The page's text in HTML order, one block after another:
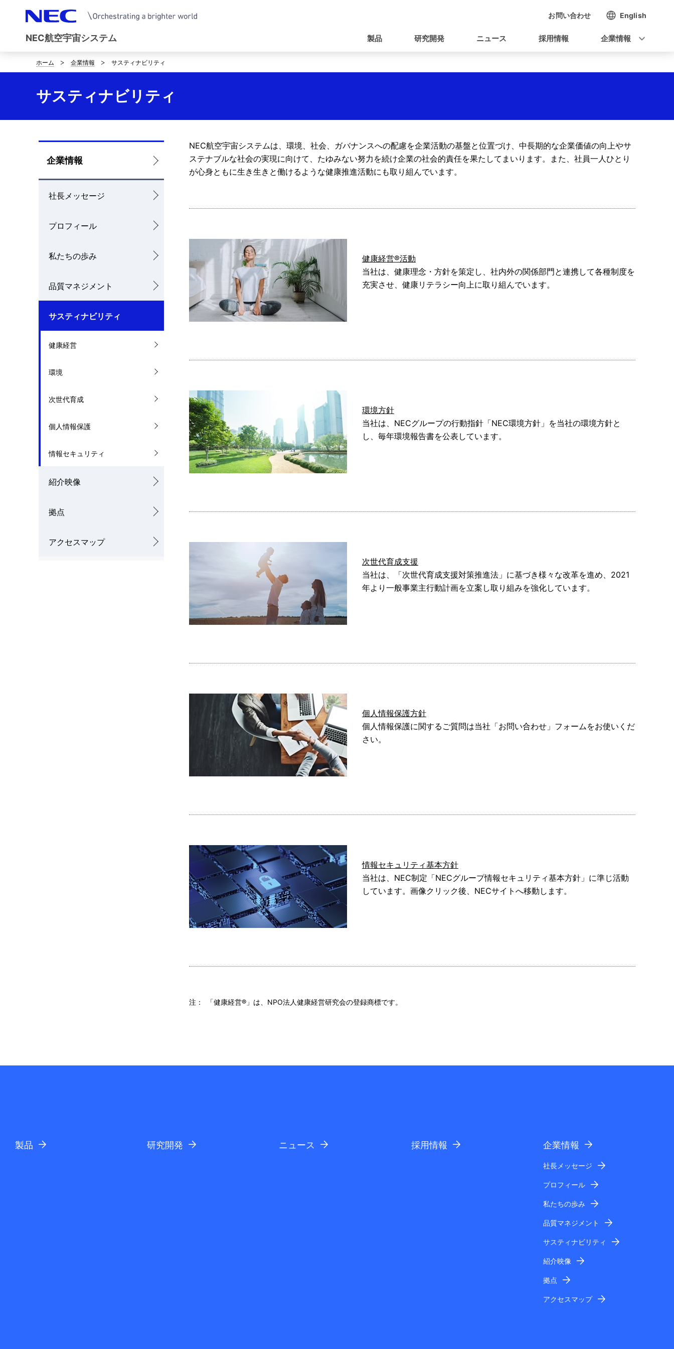
NEC航空宇宙システム
ビ
ゲ
ー
お問い合わせ English
製品 研究開発 ニュース 採用情報 企業情報
サ
イ
ト
の
現
在
ホーム 企業情報 サスティナビリティ
サスティナビリティ
ロ
ー
カ
ビ
ー
シ
企業情報
社長メッセージ
プロフィール
私たちの歩み
品質マネジメント
サスティナビリティ
健康経営
環境
次世代育成
個人情報保護
情報セキュリティ
紹介映像
拠点
アクセスマップ
NEC航空宇宙システムは、環境、社会、ガバナンスへの配慮を企業活動の基盤と位置づけ、中長期的な企業価値の向上やサ
ステナブルな社会の実現に向けて、たゆみない努力を続け企業の社会的責任を果たしてまいります。また、社員一人ひとり
が心身ともに生き生きと働けるような健康推進活動にも取り組んでいます。
健康経営®活動
当社は、健康理念・方針を策定し、社内外の関係部門と連携して各種制度を
充実させ、健康リテラシー向上に取り組んでいます。
環境方針
当社は、NECグループの行動指針「NEC環境方針」を当社の環境方針と
し、毎年環境報告書を公表しています。
次世代育成支援
当社は、「次世代育成支援対策推進法」に基づき様々な改革を進め、2021
年より一般事業主行動計画を立案し取り組みを強化しています。
個人情報保護方針
個人情報保護に関するご質問は当社「お問い合わせ」フォームをお使いくだ
さい。
情報セキュリティ基本方針
当社は、NEC制定「NECグループ情報セキュリティ基本方針」に準じ活動
しています。画像クリック後、NECサイトへ移動します。
注： 「健康経営®」は、NPO法人健康経営研究会の登録商標です。
製品 研究開発 ニュース 採用情報 企業情報
社長メッセージ
プロフィール
私たちの歩み
品質マネジメント
サスティナビリティ
紹介映像
拠点
アクセスマップ